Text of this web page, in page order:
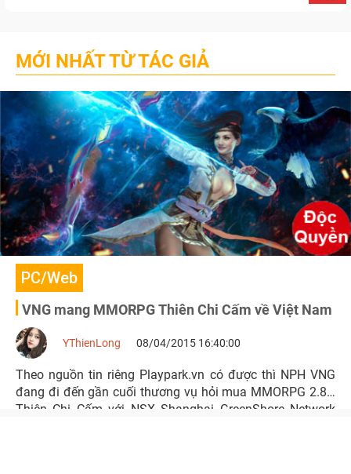
MỚI NHẤT TỪ TÁC GIẢ
PC/Web
VNG mang MMORPG Thiên Chi Cấm về Việt Nam
YThienLong 08/04/2015 16:40:00
Theo nguồn tin riêng Playpark.vn có được thì NPH VNG
đang đi đến gần cuối thương vụ hỏi mua MMORPG 2.8D
Thiên Chi Cấm với NSX Shanghai GreenShore Network